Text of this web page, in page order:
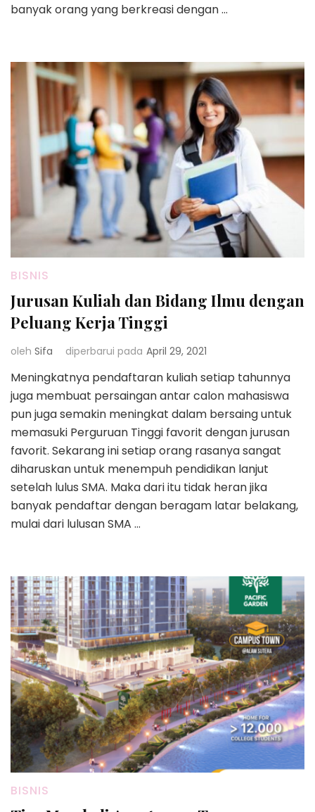
banyak orang yang berkreasi dengan …
BISNIS
Jurusan Kuliah dan Bidang Ilmu dengan
Peluang Kerja Tinggi
oleh Sifa diperbarui pada April 29, 2021
Meningkatnya pendaftaran kuliah setiap tahunnya
juga membuat persaingan antar calon mahasiswa
pun juga semakin meningkat dalam bersaing untuk
memasuki Perguruan Tinggi favorit dengan jurusan
favorit. Sekarang ini setiap orang rasanya sangat
diharuskan untuk menempuh pendidikan lanjut
setelah lulus SMA. Maka dari itu tidak heran jika
banyak pendaftar dengan beragam latar belakang,
mulai dari lulusan SMA …
BISNIS